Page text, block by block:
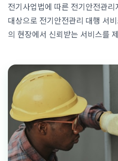
전기사업법에 따른 전기안전관
대상으로 전기안전관리 대행 서
의 현장에서 신뢰받는 서비스를